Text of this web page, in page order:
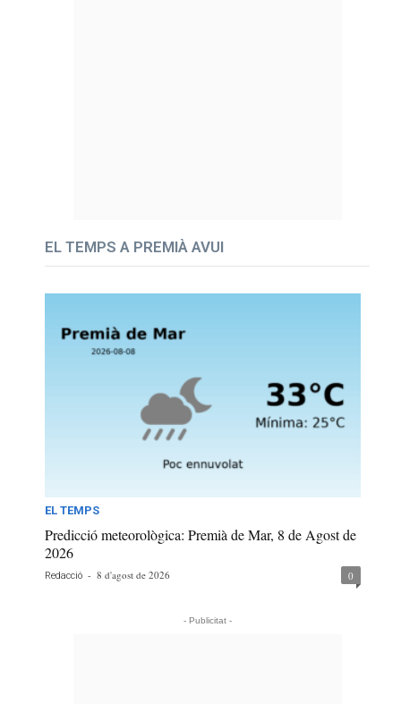
EL TEMPS A PREMIÀ AVUI
EL TEMPS
Predicció meteorològica: Premià de Mar, 8 de Agost de
2026
Redacció - 8 d'agost de 2026 0
- Publicitat -